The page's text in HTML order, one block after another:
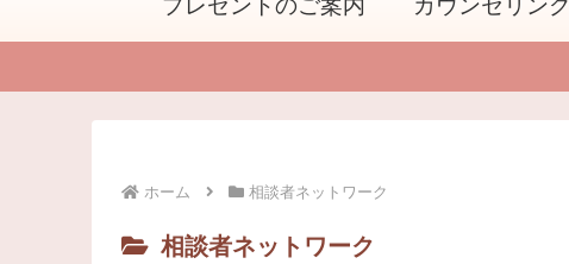
プレゼントのご案内 カウンセリング
ホーム 相談者ネットワーク
相談者ネットワーク